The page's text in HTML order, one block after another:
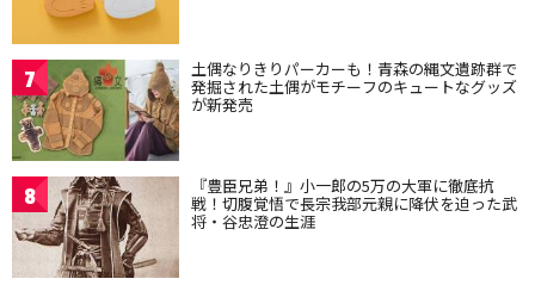
7 土偶なりきりパーカーも！青森の縄文遺跡群で
発掘された土偶がモチーフのキュートなグッズ
が新発売
8 『豊臣兄弟！』小一郎の5万の大軍に徹底抗
戦！切腹覚悟で長宗我部元親に降伏を迫った武
将・谷忠澄の生涯